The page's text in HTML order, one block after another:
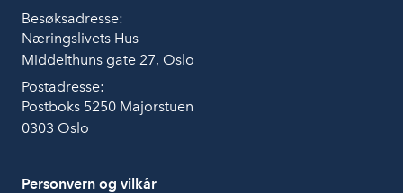
Besøksadresse:
Næringslivets Hus
Middelthuns gate 27, Oslo
Postadresse:
Postboks 5250 Majorstuen
0303 Oslo
Personvern og vilkår